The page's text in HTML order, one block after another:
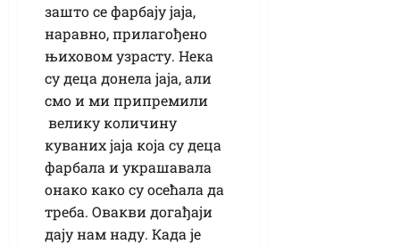
зашто се фарбају јаја,
наравно, прилагођено
њиховом узрасту. Нека
су деца донела јаја, али
смо и ми припремили
велику количину
куваних јаја која су деца
фарбала и украшавала
онако како су осећала да
треба. Овакви догађаји
дају нам наду. Када је